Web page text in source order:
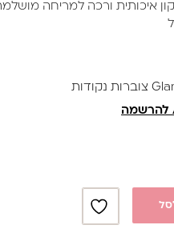
איכותית ורכה למריחה
להרשמה